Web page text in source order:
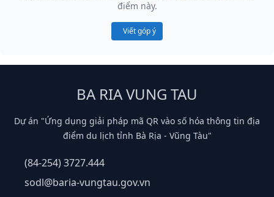
điểm này.
Viết góp ý
BA RIA VUNG TAU
Dự án "Ứng dụng giải pháp mã QR vào số hóa thông tin địa
điểm du lịch tỉnh Bà Rịa - Vũng Tàu"
(84-254) 3727.444
sodl@baria-vungtau.gov.vn